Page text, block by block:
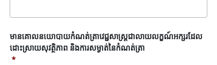
មានគោល
នយោបាយ
កំណត់
មានគោលនយោបាយកំណត់ត្រាវេជ្ជសាស្រ្តជាលាយលក្ខណ៍អក្សរដែល
ដោះស្រាយសុវត្ថិភាព និងការសម្ងាត់នៃកំណត់ត្រា
*